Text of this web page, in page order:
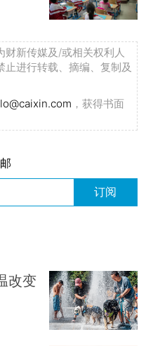
财新传媒及/或相关权利人
进行转载、摘编、复制及
，获得书面
订阅
改变